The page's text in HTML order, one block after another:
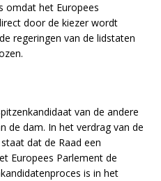
omdat het Europees
door de kiezer wordt
regeringen van de lidstaten
van de andere
de dam. In het verdrag van de
dat de Raad een
Europees Parlement de
is in het